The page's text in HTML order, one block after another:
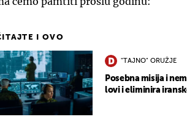
I OVO
"TAJNO" ORUŽJE
Posebna misija i
lovi i eliminira